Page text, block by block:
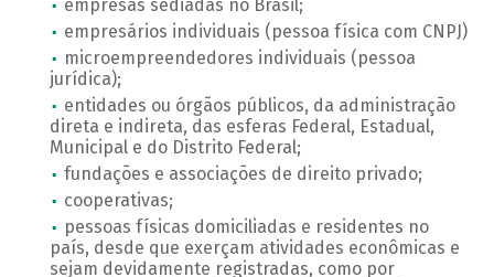
empresas sediadas no Brasil;
empresários individuais (pessoa física com CNPJ)
microempreendedores individuais (pessoa
jurídica);
entidades ou órgãos públicos, da administração
direta e indireta, das esferas Federal, Estadual,
Municipal e do Distrito Federal;
fundações e associações de direito privado;
cooperativas;
pessoas físicas domiciliadas e residentes no
país, desde que exerçam atividades econômicas e
sejam devidamente registradas, como por